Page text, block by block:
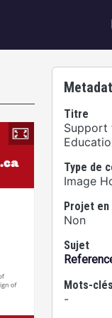
Titre
Support
Type de
Image
Projet en
Non
Sujet
Mots-clés
-